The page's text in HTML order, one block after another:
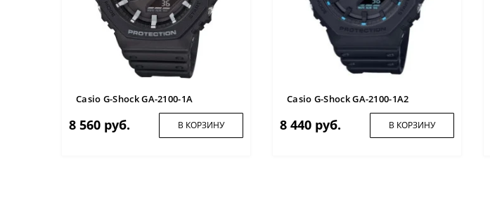
Casio G-Shock GA-2100-1A
8 560 руб. В КОРЗИНУ
Casio G-Shock GA-2100-1A2
8 440 руб. В КОРЗИНУ